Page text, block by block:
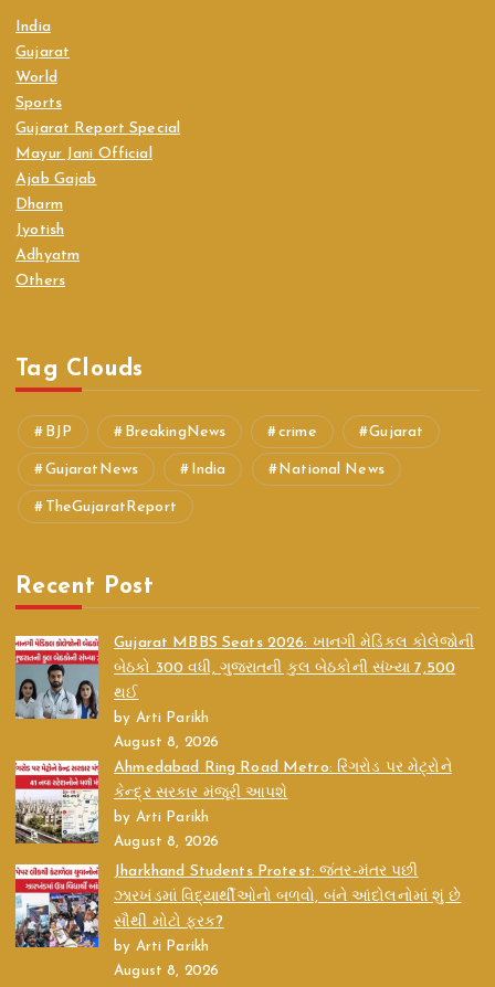
India
Gujarat
World
Sports
Gujarat Report Special
Mayur Jani Official
Ajab Gajab
Dharm
Jyotish
Adhyatm
Others
Tag Clouds
BJP BreakingNews crime Gujarat
GujaratNews India National News
TheGujaratReport
Recent Post
Gujarat MBBS Seats 2026: ખાનગી મેડિકલ કોલેજોની
બેઠકો 300 વધી, ગુજરાતની કુલ બેઠકોની સંખ્યા 7,500
થઈ
by Arti Parikh
August 8, 2026
Ahmedabad Ring Road Metro: રિંગરોડ પર મેટ્રોને
કેન્દ્ર સરકાર મંજૂરી આપશે
by Arti Parikh
August 8, 2026
Jharkhand Students Protest: જંતર-મંતર પછી
ઝારખંડમાં વિદ્યાર્થીઓનો બળવો, બંને આંદોલનોમાં શું છે
સૌથી મોટો ફરક?
by Arti Parikh
August 8, 2026